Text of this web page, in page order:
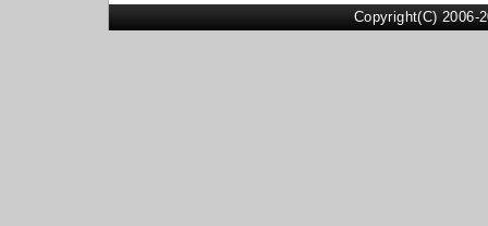
Copyright(C) 2006-